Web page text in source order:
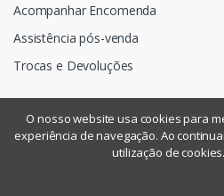
Acompanhar Encomenda
Assistência pós-venda
Trocas e Devoluções
©Assismática- Todos os direitos
O nosso website usa cookies para
experiência de navegação. Ao
utilização de cookies.